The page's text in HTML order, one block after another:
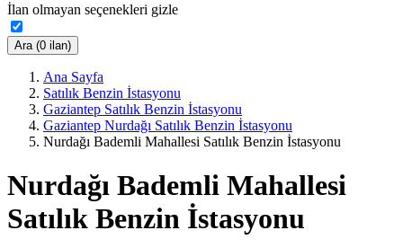
İlan olmayan seçenekleri gizle
Ara (0 ilan)
Ana Sayfa
Satılık Benzin İstasyonu
Gaziantep Satılık Benzin İstasyonu
Gaziantep Nurdağı Satılık Benzin İstasyonu
Nurdağı Bademli Mahallesi Satılık Benzin İstasyonu
Nurdağı Bademli Mahallesi
Satılık Benzin İstasyonu